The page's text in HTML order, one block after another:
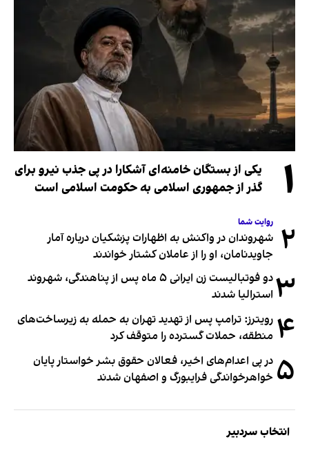
۱
یکی از بستگان خامنه‌ای آشکارا در پی جذب نیرو برای
گذر از جمهوری اسلامی به حکومت اسلامی است
۲ روایت شما
شهروندان در واکنش به اظهارات پزشکیان درباره آمار
جاویدنامان، او را از عاملان کشتار خواندند
۳
دو فوتبالیست زن ایرانی ۵ ماه پس از پناهندگی، شهروند
استرالیا شدند
۴ رویترز: ترامپ پس از تهدید تهران به حمله به زیرساخت‌های
منطقه، حملات گسترده را متوقف کرد
۵ در پی اعدام‌های اخیر، فعالان حقوق بشر خواستار پایان
خواهرخواندگی فرایبورگ و اصفهان شدند
انتخاب سردبیر